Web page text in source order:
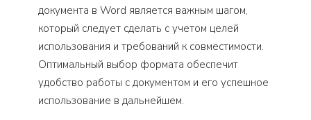
документа в Word является важным шагом,
который следует сделать с учетом целей
использования и требований к совместимости.
Оптимальный выбор формата обеспечит
удобство работы с документом и его успешное
использование в дальнейшем.